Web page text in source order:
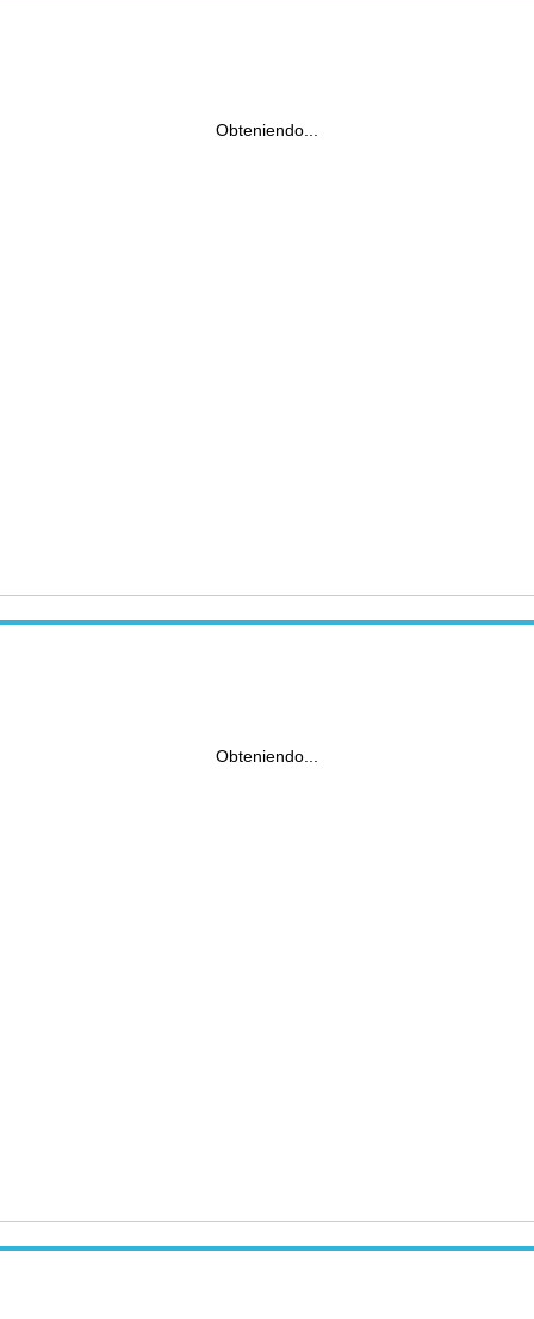
Obteniendo...
Obteniendo...